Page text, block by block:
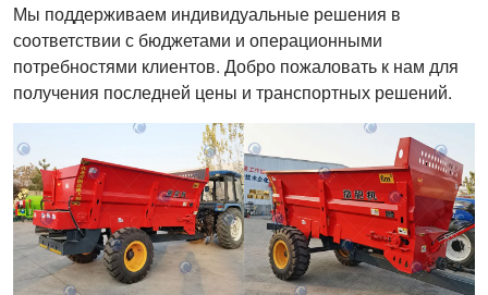
Мы поддерживаем индивидуальные решения в
соответствии с бюджетами и операционными
потребностями клиентов. Добро пожаловать к нам для
получения последней цены и транспортных решений.